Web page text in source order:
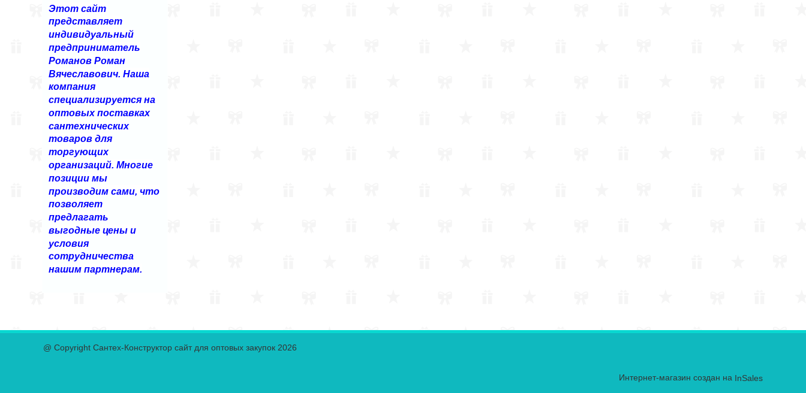
Этот сайт
представляет
индивидуальный
предприниматель
Романов Роман
Вячеславович. Наша
компания
специализируется на
оптовых поставках
сантехнических
товаров для
торгующих
организаций. Многие
позиции мы
производим сами, что
позволяет
предлагать
выгодные цены и
условия
сотрудничества
нашим партнерам.
@ Copyright Сантех-Конструктор сайт для оптовых закупок 2026
Интернет-магазин создан на InSales